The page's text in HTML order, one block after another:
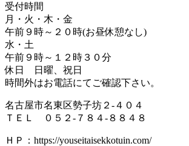
受付時間
月・火・木・金
午前９時～２０時(お昼休憩なし)
水・土
午前９時～１２時３０分
休日 日曜、祝日
時間外はお電話にてご確認下さい。
名古屋市名東区勢子坊２-４０４
ＴＥＬ ０５２-７８４-８８４８
ＨＰ：https://youseitaisekkotuin.com/